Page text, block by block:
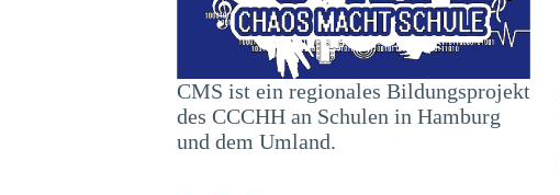
CMS ist ein regionales Bildungsprojekt
des CCCHH an Schulen in Hamburg
und dem Umland.